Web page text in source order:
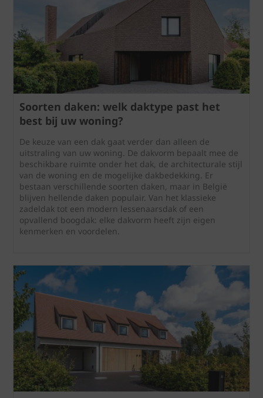
Soorten daken: welk daktype past het
best bij uw woning?
De keuze van een dak gaat verder dan alleen de
uitstraling van uw woning. De dakvorm bepaalt mee de
beschikbare ruimte onder het dak, de architecturale stijl
van de woning en de mogelijke dakbedekking. Er
bestaan verschillende soorten daken, maar in België
blijven hellende daken populair. Van het klassieke
zadeldak tot een modern lessenaarsdak of een
opvallend boogdak: elke dakvorm heeft zijn eigen
kenmerken en voordelen.